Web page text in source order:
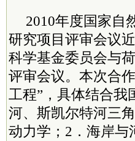
2010年度国家自
研究项目评审会议
科学基金委员会与
评审会议。本次合
工程”，具体结合
河、斯凯尔特河三
动力学；2．海岸与